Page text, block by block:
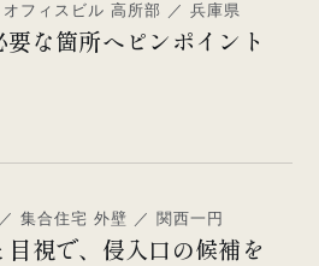
フィスビル 高所部 ／ 兵庫県
な箇所へピンポイント
集合住宅 外壁 ／ 関西一円
視で、侵入口の候補を